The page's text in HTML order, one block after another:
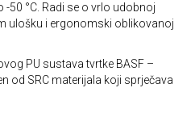
50 °C. Radi se o vrlo udobnoj
ulošku i ergonomski oblikovanoj
PU sustava tvrtke BASF –
od SRC materijala koji sprječava